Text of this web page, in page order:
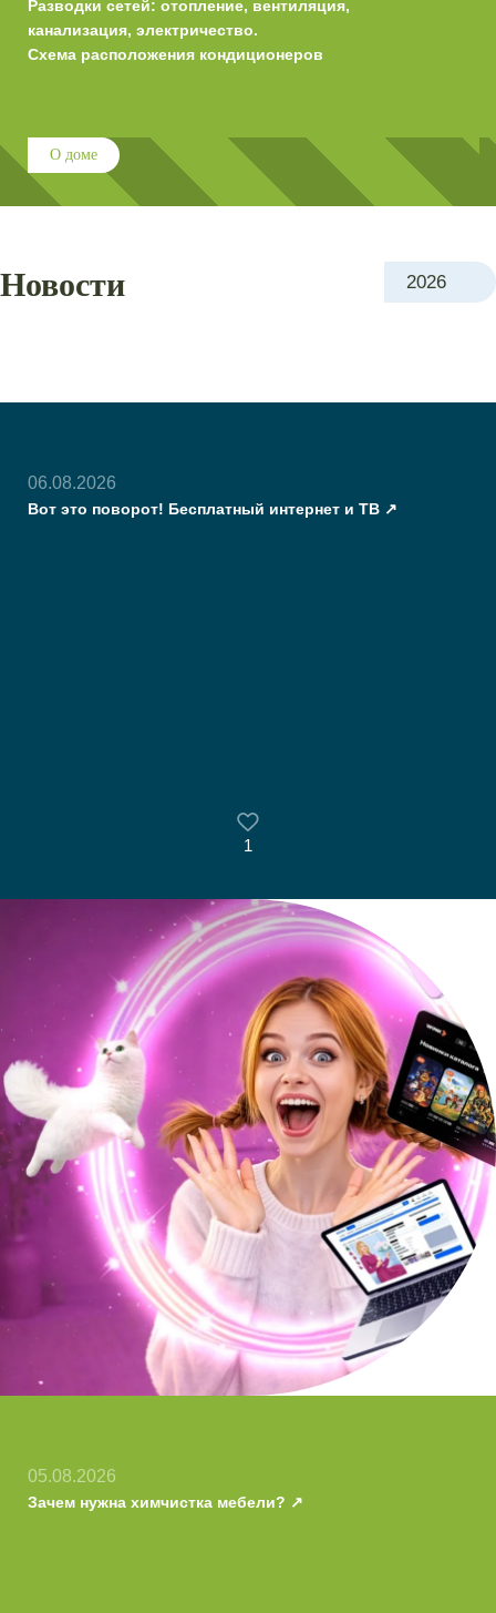
отопление, вентиляция,
кондиционеров
О доме
Новости 2026
06.08.2026
Вот это поворот! Бесплатный интернет и ТВ
1
05.08.2026
Зачем нужна химчистка мебели?